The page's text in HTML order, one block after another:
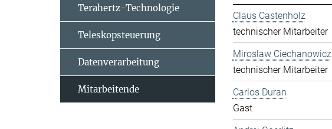
Claus Castenholz
technischer Mitarbeiter
Miroslaw Ciechanowicz
technischer Mitarbeiter
Carlos Duran
Gast
Terahertz-Technologie
Teleskopsteuerung
Datenverarbeitung
Mitarbeitende